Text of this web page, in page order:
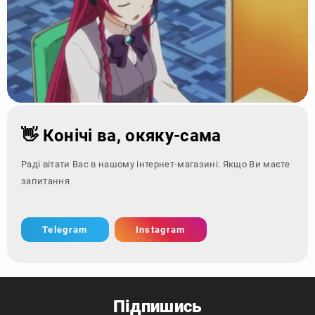
👋 Конічі ва, окяку-сама
Раді вітати Вас в нашому інтернет-магазині. Якщо Ви маєте
запитання - зверніться
Telegram Instagram
Підпишись